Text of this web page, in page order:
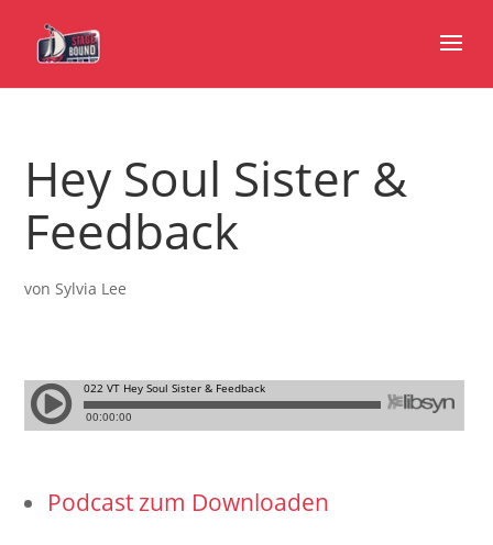
Hey Soul Sister &
Feedback
vonSylvia Lee
Podcast zum Downloaden